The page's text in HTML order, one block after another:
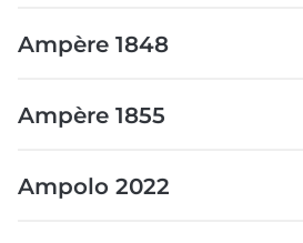
Ampère 1848
Ampère 1855
Ampolo 2022